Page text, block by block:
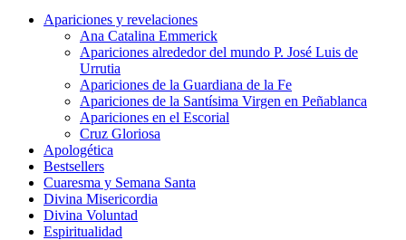
Apariciones y revelaciones
Ana Catalina Emmerick
Apariciones alrededor del mundo P. José Luis de
Urrutia
Apariciones de la Guardiana de la Fe
Apariciones de la Santísima Virgen en Peñablanca
Apariciones en el Escorial
Cruz Gloriosa
Apologética
Bestsellers
Cuaresma y Semana Santa
Divina Misericordia
Divina Voluntad
Espiritualidad